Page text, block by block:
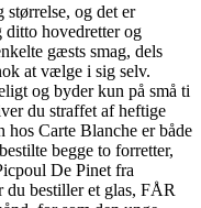
og det er
ditto hovedretter og
gæsts smag, dels
at vælge i sig selv.
og byder kun på små ti
du straffet af heftige
hos Carte Blanche er både
begge to forretter,
De Pinet fra
bestiller et glas, FÅR